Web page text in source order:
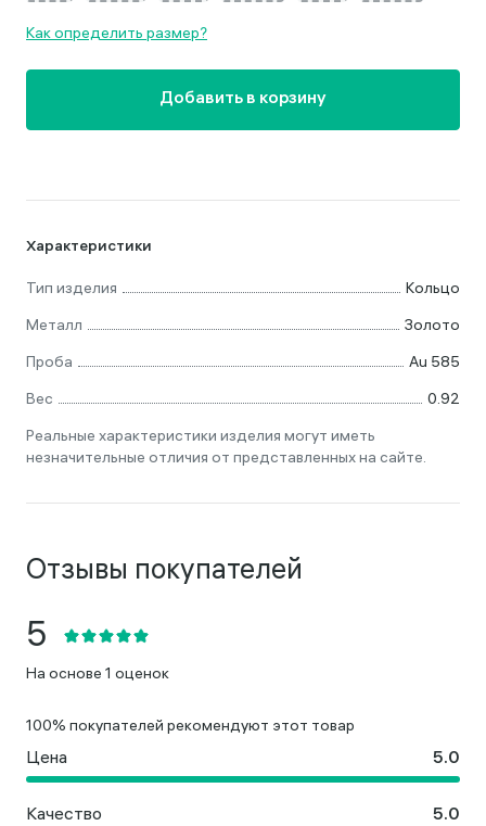
Характеристики
Тип изделия
Кольцо
Металл
Золото
Проба
Au 585
Вес
0.92
Реальные характеристики изделия могут иметь
незначительные отличия от представленных на сайте.
Как определить размер?
Добавить в корзину
Отзывы покупателей
На основе 1 оценок
100% покупателей рекомендуют этот товар
Цена
Качество